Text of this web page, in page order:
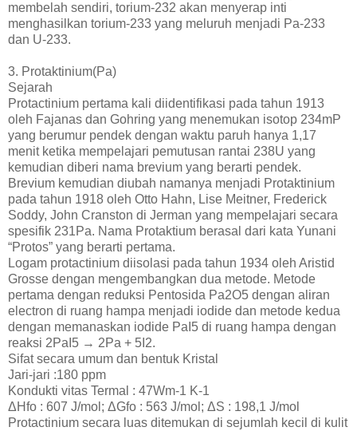
membelah sendiri, torium-232 akan menyerap inti
menghasilkan torium-233 yang meluruh menjadi Pa-233
dan U-233.
3. Protaktinium(Pa)
Sejarah
Protactinium pertama kali diidentifikasi pada tahun 1913
oleh Fajanas dan Gohring yang menemukan isotop 234mP
yang berumur pendek dengan waktu paruh hanya 1,17
menit ketika mempelajari pemutusan rantai 238U yang
kemudian diberi nama brevium yang berarti pendek.
Brevium kemudian diubah namanya menjadi Protaktinium
pada tahun 1918 oleh Otto Hahn, Lise Meitner, Frederick
Soddy, John Cranston di Jerman yang mempelajari secara
spesifik 231Pa. Nama Protaktium berasal dari kata Yunani
“Protos” yang berarti pertama.
Logam protactinium diisolasi pada tahun 1934 oleh Aristid
Grosse dengan mengembangkan dua metode. Metode
pertama dengan reduksi Pentosida Pa2O5 dengan aliran
electron di ruang hampa menjadi iodide dan metode kedua
dengan memanaskan iodide PaI5 di ruang hampa dengan
reaksi 2PaI5 → 2Pa + 5I2.
Sifat secara umum dan bentuk Kristal
Jari-jari :180 ppm
Kondukti vitas Termal : 47Wm-1 K-1
ΔHfo : 607 J/mol; ΔGfo : 563 J/mol; ΔS : 198,1 J/mol
Protactinium secara luas ditemukan di sejumlah kecil di kulit